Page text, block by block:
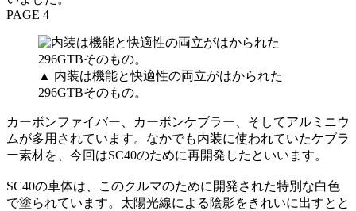
PAGE 4
▲ 内装は機能と快適性の両立がはかられた
296GTBそのもの。
カーボンファイバー、カーボンケブラー、そしてアルミニウ
ムが多用されています。なかでも内装に使われていたケブラ
ー素材を、今回はSC40のために再開発したといいます。
SC40の車体は、このクルマのために開発された特別な白色
で塗られています。太陽光線による陰影をきれいに出すとと